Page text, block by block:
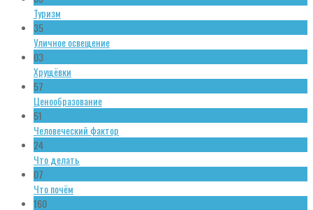
Туризм
35
Уличное освещение
03
Хрущёвки
57
Ценообразование
51
Человеческий фактор
24
Что делать
07
Что почём
160